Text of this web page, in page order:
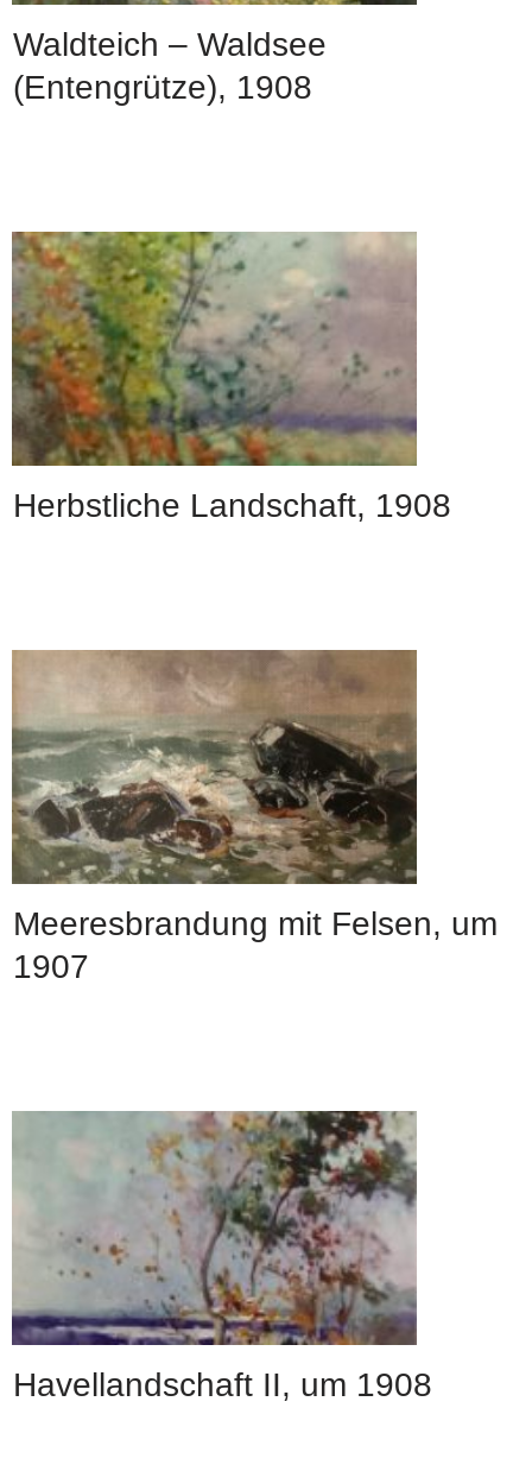
Waldteich – Waldsee
(Entengrütze), 1908
Herbstliche Landschaft, 1908
Meeresbrandung mit Felsen, um
1907
Havellandschaft II, um 1908